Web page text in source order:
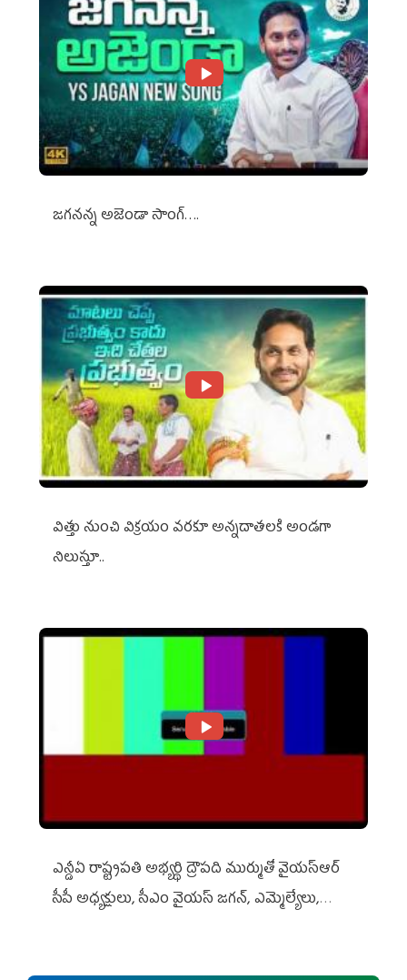
జగనన్న అజెండా సాంగ్….
విత్తు నుంచి విక్రయం వరకూ అన్నదాతలకి అండగా
నిలుస్తూ..
ఎన్డీఏ రాష్ట్ర‌ప‌తి అభ్య‌ర్థి ద్రౌప‌ది ముర్ముతో వైయ‌స్ఆర్
సీపీ అధ్య‌క్షులు, సీఎం వైయ‌స్ జ‌గ‌న్, ఎమ్మెల్యేలు,